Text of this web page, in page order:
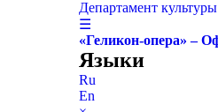
Департамент
☰
«Геликон-опера» –
Языки
Ru
En